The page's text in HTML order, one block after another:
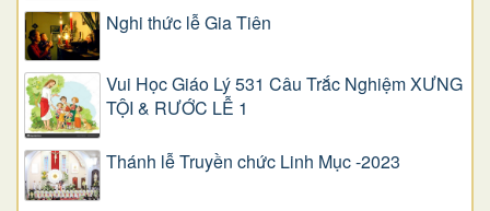
Nghi thức lễ Gia Tiên
Vui Học Giáo Lý 531 Câu Trắc Nghiệm XƯNG
TỘI & RƯỚC LỄ 1
Thánh lễ Truyền chức Linh Mục -2023